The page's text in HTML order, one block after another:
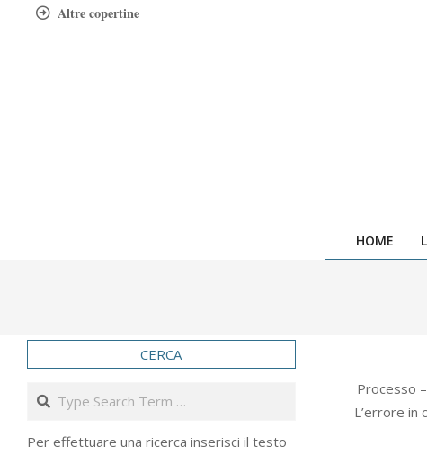
Altre copertine
HOME
Processo
L’errore in
CERCA
Search
Per effettuare una ricerca inserisci il testo